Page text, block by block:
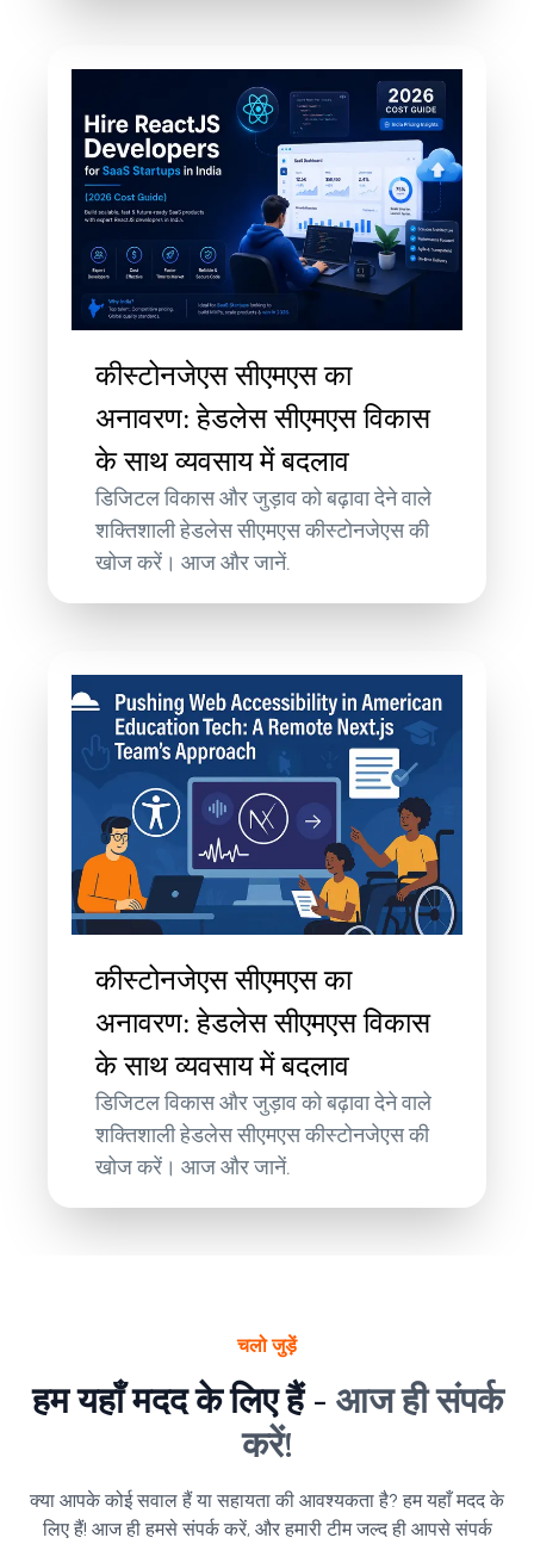
कीस्टोनजेएस सीएमएस का
अनावरण: हेडलेस सीएमएस विकास
के साथ व्यवसाय में बदलाव
डिजिटल विकास और जुड़ाव को बढ़ावा देने वाले
शक्तिशाली हेडलेस सीएमएस कीस्टोनजेएस की
खोज करें। आज और जानें.
कीस्टोनजेएस सीएमएस का
अनावरण: हेडलेस सीएमएस विकास
के साथ व्यवसाय में बदलाव
डिजिटल विकास और जुड़ाव को बढ़ावा देने वाले
शक्तिशाली हेडलेस सीएमएस कीस्टोनजेएस की
खोज करें। आज और जानें.
चलो जुड़ें
हम यहाँ मदद के लिए हैं - आज ही संपर्क
करें!
क्या आपके कोई सवाल हैं या सहायता की आवश्यकता है? हम यहाँ मदद के
लिए हैं! आज ही हमसे संपर्क करें, और हमारी टीम जल्द ही आपसे संपर्क